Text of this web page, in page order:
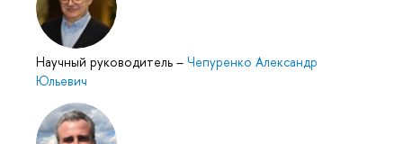
Научный руководитель – Чепуренко Александр
Юльевич